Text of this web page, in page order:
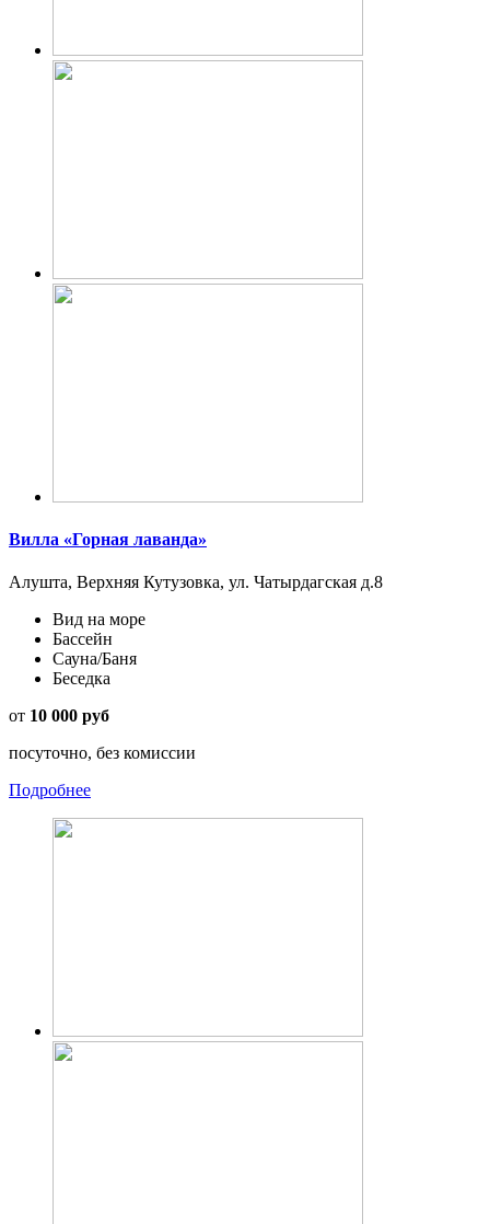
Вилла «Горная лаванда»
Алушта, Верхняя Кутузовка, ул. Чатырдагская д.8
Вид на море
Бассейн
Сауна/Баня
Беседка
от 10 000 руб
посуточно, без комиссии
Подробнее